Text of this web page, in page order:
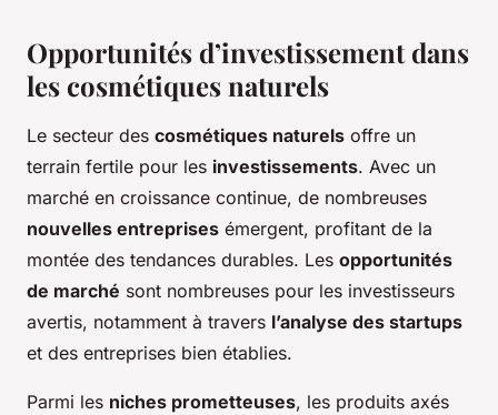
Opportunités d’investissement dans
les cosmétiques naturels
Le secteur des cosmétiques naturels offre un
terrain fertile pour les investissements. Avec un
marché en croissance continue, de nombreuses
nouvelles entreprises émergent, profitant de la
montée des tendances durables. Les opportunités
de marché sont nombreuses pour les investisseurs
avertis, notamment à travers l’analyse des startups
et des entreprises bien établies.
Parmi les niches prometteuses, les produits axés